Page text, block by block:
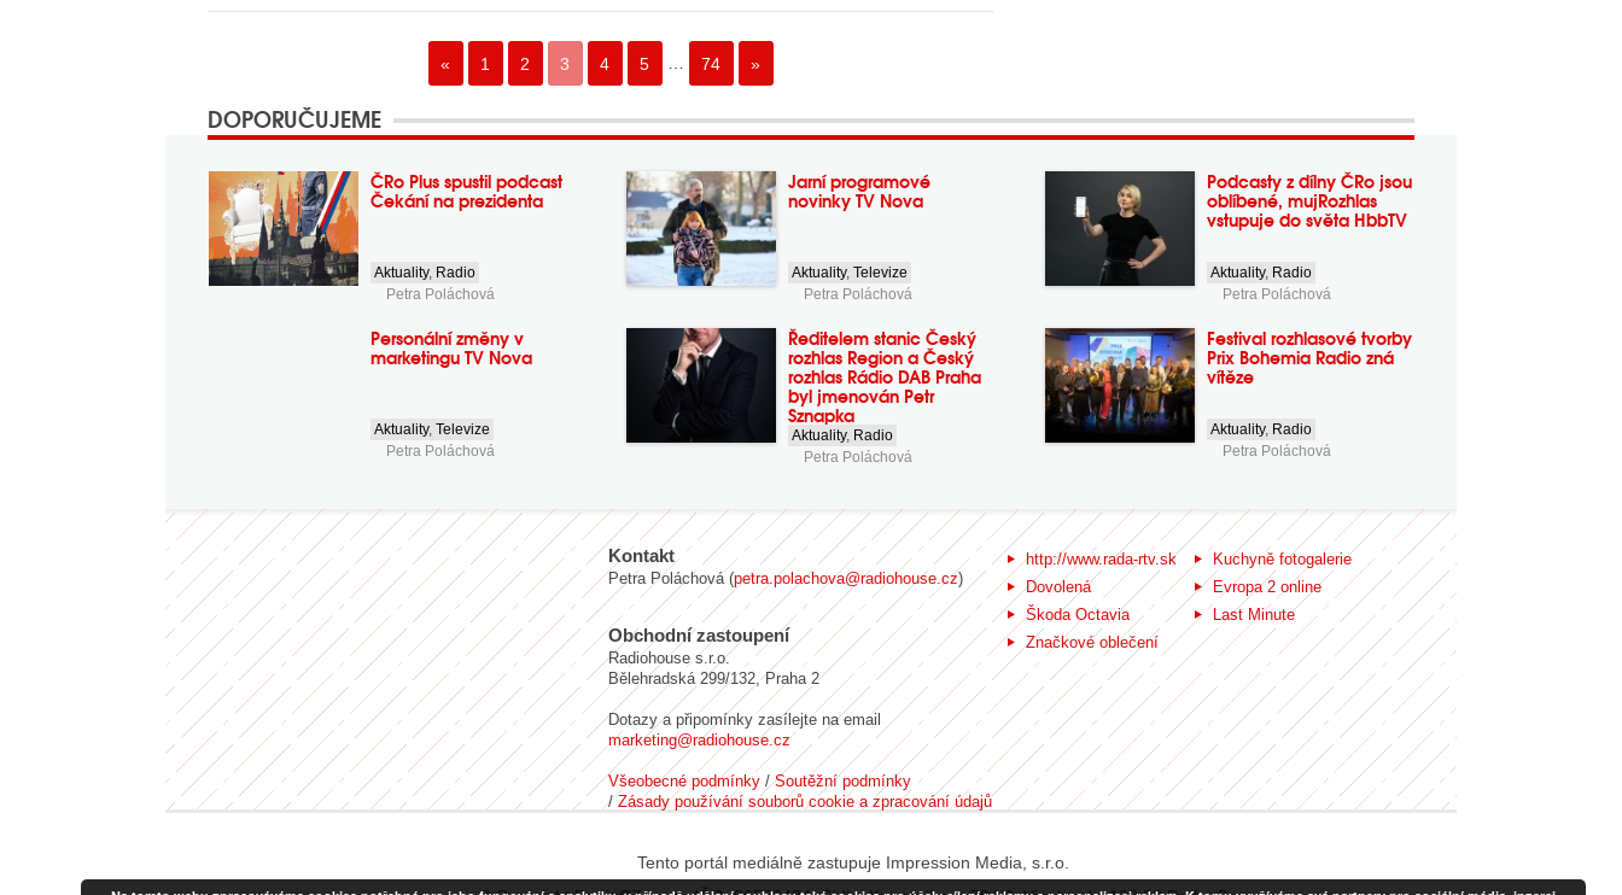
« 1 2 3 4 5 74 »
DOPORUČUJEME
ČRo Plus spustil podcast
Čekání na prezidenta
Aktuality, Radio
Petra Poláchová
Jarní programové
novinky TV Nova
Aktuality,Televize
Petra Poláchová
Podcasty z dílny ČRo jsou
oblíbené, mujRozhlas
vstupuje do světa HbbTV
Aktuality, Radio
Petra Poláchová
Personální změny v
marketingu TV Nova
Aktuality,Televize
Petra Poláchová
Ředitelem stanic Český
rozhlas Region a Český
rozhlas Rádio DAB Praha
byl jmenován Petr
Sznapka
Aktuality, Radio
Petra Poláchová
Festival rozhlasové tvorby
Prix Bohemia Radio zná
vítěze
Aktuality, Radio
Petra Poláchová
Kontakt
Petra Poláchová (petra.polachova@radiohouse.cz)
Obchodní zastoupení
Radiohouse s.r.o.
Bělehradská 299/132, Praha 2
Dotazy a připomínky zasílejte na email
marketing@radiohouse.cz
Všeobecné podmínky/Soutěžní podmínky
/Zásady používání souborů cookie a zpracování údajů
http://www.rada-rtv.sk
Kuchyně fotogalerie
Dovolená
Evropa 2 online
Škoda Octavia
Last Minute
Značkové oblečení
Tento portál mediálně zastupuje Impression Media, s.r.o.